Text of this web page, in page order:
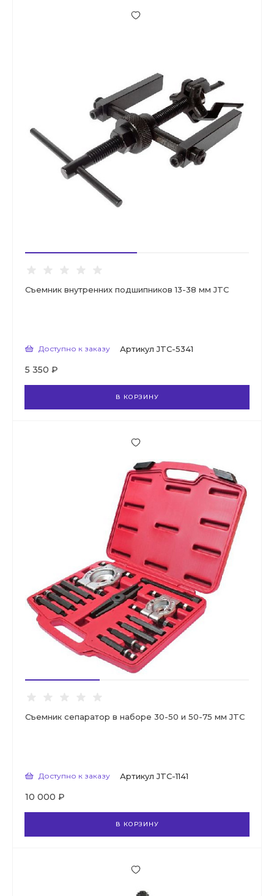
Съемник внутренних подшипников 13-38 мм JTC
Доступно к заказу Артикул JTC-5341
5 350 ₽
В КОРЗИНУ
Съемник сепаратор в наборе 30-50 и 50-75 мм JTC
Доступно к заказу Артикул JTC-1141
10 000 ₽
В КОРЗИНУ